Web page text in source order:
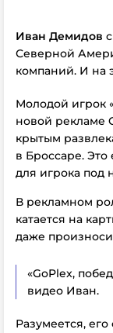
Иван Демидов
Северной
компаний. И на
Молодой игрок
новой рекламе
крытым
в Броссаре.
для игрока под
В рекламном
катается на
даже
«GoPlex,
видео Иван.
Разумеется,